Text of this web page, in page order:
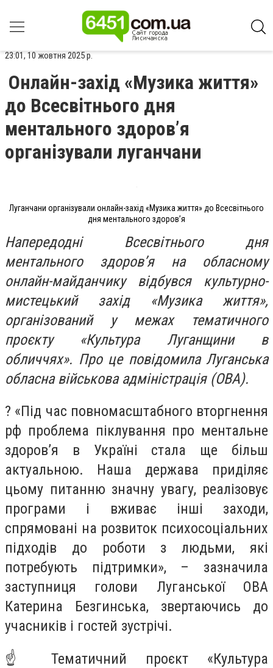
23:01, 10 жовтня 2025 р.
Онлайн-захід «Музика життя»
до Всесвітнього дня
ментального здоров’я
організували луганчани
Луганчани організували онлайн-захід «Музика життя» до Всесвітнього
дня ментального здоров’я
Напередодні Всесвітнього дня
ментального здоров’я на обласному
онлайн-майданчику відбувся культурно-
мистецький захід «Музика життя»,
організований у межах тематичного
проєкту «Культура Луганщини в
обличчях». Про це повідомила Луганська
обласна військова адміністрація (ОВА).
? «Під час повномасштабного вторгнення
рф проблема піклування про ментальне
здоров’я в Україні стала ще більш
актуальною. Наша держава приділяє
цьому питанню значну увагу, реалізовує
програми і вживає інші заходи,
спрямовані на розвиток психосоціальних
підходів до роботи з людьми, які
потребують підтримки», – зазначила
заступниця голови Луганської ОВА
Катерина Безгинська, звертаючись до
учасників і гостей зустрічі.
☝️ Тематичний проєкт «Культура